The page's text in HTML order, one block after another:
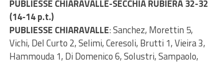
PUBLIESSE CHIARAVALLE-SECCHIA RUBIERA 32-32
(14-14 p.t.)
PUBLIESSE CHIARAVALLE: Sanchez, Morettin 5,
Vichi, Del Curto 2, Selimi, Ceresoli, Brutti 1, Vieira 3,
Hammouda 1, Di Domenico 6, Solustri, Sampaolo,